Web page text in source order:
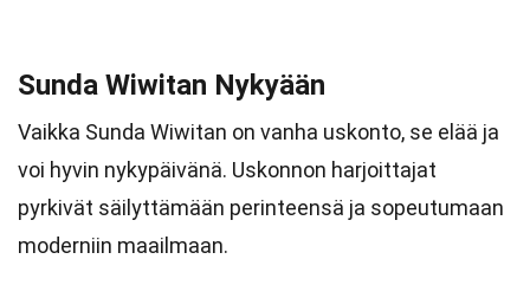
Sunda Wiwitan Nykyään
Vaikka Sunda Wiwitan on vanha uskonto, se elää ja
voi hyvin nykypäivänä. Uskonnon harjoittajat
pyrkivät säilyttämään perinteensä ja sopeutumaan
moderniin maailmaan.